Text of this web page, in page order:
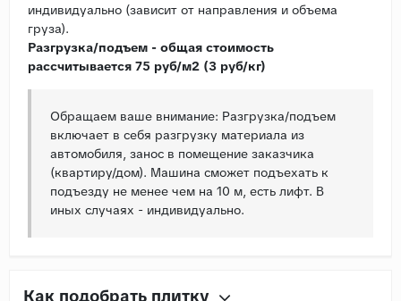
индивидуально (зависит от направления и объема
груза).
Разгрузка/подъем - общая стоимость
рассчитывается 75 руб/м2 (3 руб/кг)
Обращаем ваше внимание: Разгрузка/подъем
включает в себя разгрузку материала из
автомобиля, занос в помещение заказчика
(квартиру/дом). Машина сможет подъехать к
подъезду не менее чем на 10 м, есть лифт. В
иных случаях - индивидуально.
Как подобрать плитку